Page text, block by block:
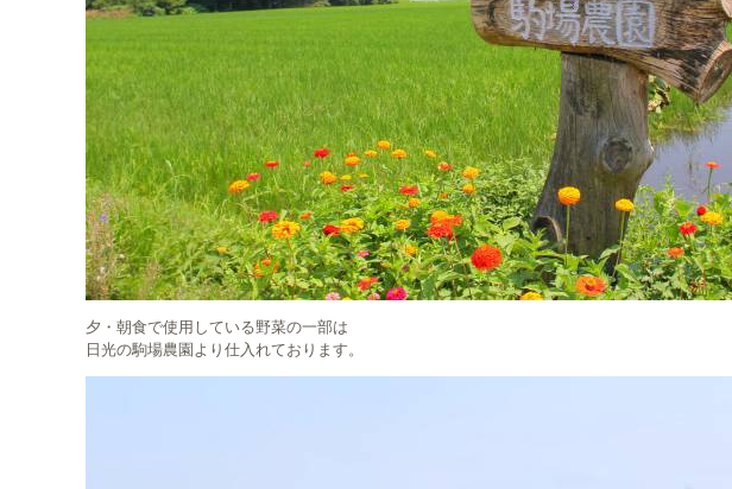
夕・朝食で使用している野菜の一部は
日光の駒場農園より仕入れております。